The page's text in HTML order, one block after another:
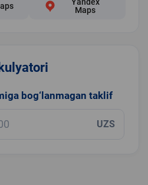
Maps
bog‘lanmagan taklif
UZS